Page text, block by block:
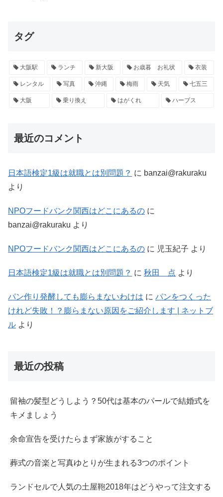
タグ
大阪駅 ランチ 新大阪 お歳暮 お礼状 衣装
レンタル 写真 沖縄 梅雨 天気 七五三
大阪 乗り換え はがくれ ハーブス
最近のコメント
日本語検定1級は就職とは別問題？ に banzai@rakuraku
より
NPOフードバンク関西はどこにあるの に
banzai@rakuraku より
NPOフードバンク関西はどこにあるの に 児玉紀子 より
日本語検定1級は就職とは別問題？ に 秋田 点 より
パン作り発酵しても膨らまないわけは に パンをつくった
けれど失敗！？膨らまない原因をご紹介します | ネットブ
ル より
最近の投稿
留袖の髪型どうしよう？50代は基本のパールで結婚式を
キメましょう
余命宣告を受けたらまず家族がすること
葬式の音楽と写真ゆとりが生まれる3つのポイント
ランドセルで人気の土屋鞄2018年はどうやって注文する